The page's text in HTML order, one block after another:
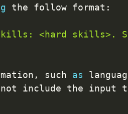
the follow format :
skills: <hard
, such as
not include the input